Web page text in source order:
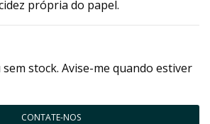
própria do papel.
stock. Avise-me quando estiver
CONTATE-NOS